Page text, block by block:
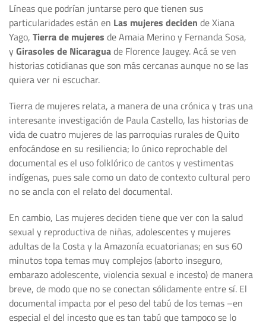
Líneas que podrían juntarse pero que tienen sus
particularidades están en Las mujeres deciden de Xiana
Yago, Tierra de mujeres de Amaia Merino y Fernanda Sosa,
yGirasoles de Nicaraguade Florence Jaugey. Acá se ven
historias cotidianas que son más cercanas aunque no se las
quiera ver ni escuchar.
Tierra de mujeres relata, a manera de una crónica y tras una
interesante investigación de Paula Castello, las historias de
vida de cuatro mujeres de las parroquias rurales de Quito
enfocándose en su resiliencia; lo único reprochable del
documental es el uso folklórico de cantos y vestimentas
indígenas, pues sale como un dato de contexto cultural pero
no se ancla con el relato del documental.
En cambio, Las mujeres deciden tiene que ver con la salud
sexual y reproductiva de niñas, adolescentes y mujeres
adultas de la Costa y la Amazonía ecuatorianas; en sus 60
minutos topa temas muy complejos (aborto inseguro,
embarazo adolescente, violencia sexual e incesto) de manera
breve, de modo que no se conectan sólidamente entre sí. El
documental impacta por el peso del tabú de los temas –en
especial el del incesto que es tan tabú que tampoco se lo